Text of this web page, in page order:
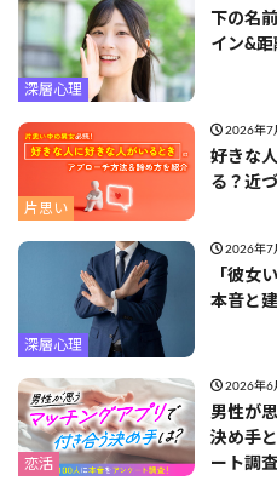
深層心理
下の名
イン&
片思い
2026年7
好きな
る？近
深層心理
2026年7
「彼女
本音と
恋活
2026年6
男性が
決め手
ート調査